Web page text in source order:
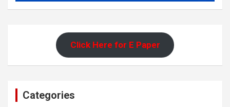
Click Here for E Paper
Categories